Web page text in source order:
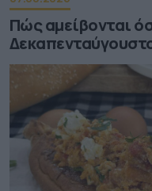
Πώς αμείβονται